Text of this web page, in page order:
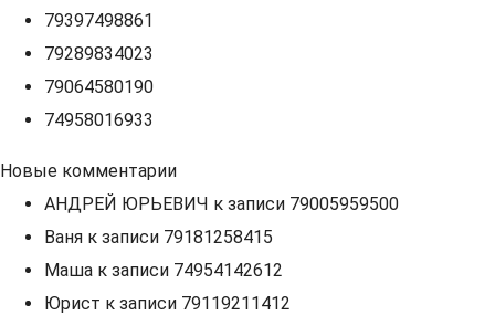
79397498861
79289834023
79064580190
74958016933
Новые комментарии
АНДРЕЙ ЮРЬЕВИЧ к записи 79005959500
Ваня к записи 79181258415
Маша к записи 74954142612
Юрист к записи 79119211412